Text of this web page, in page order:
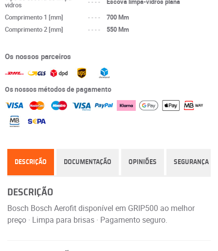
vidros
Comprimento 1 [mm]
----
700 Mm
Comprimento 2 [mm]
---- 550 Mm
Os nossos parceiros
Os nossos métodos de pagamento
DESCRIÇÃO DOCUMENTAÇÃO OPINIÕES SEGURANÇA
DESCRIÇÃO
Bosch Bosch Aerofit disponível em GRIP500 ao melhor
preço · Limpa para brisas · Pagamento seguro.